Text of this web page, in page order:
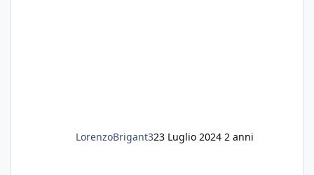
LorenzoBrigant323 Luglio 2024 2 anni